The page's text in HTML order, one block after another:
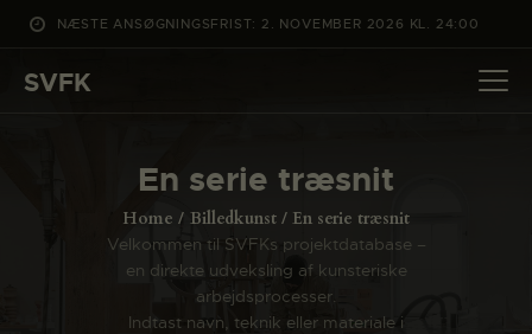
NÆSTE ANSØGNINGSFRIST: 2. NOVEMBER 2026 KL. 24:00
SVFK
En serie træsnit
Home Billedkunst En serie træsnit
Velkommen til SVFKs projektdatabase –
en direkte udveksling af kunsteriske
arbejdsprocesser.
Indtast navn, teknik eller materiale i
DET SKER
CHANNEL
ANSØG
OM SVFK